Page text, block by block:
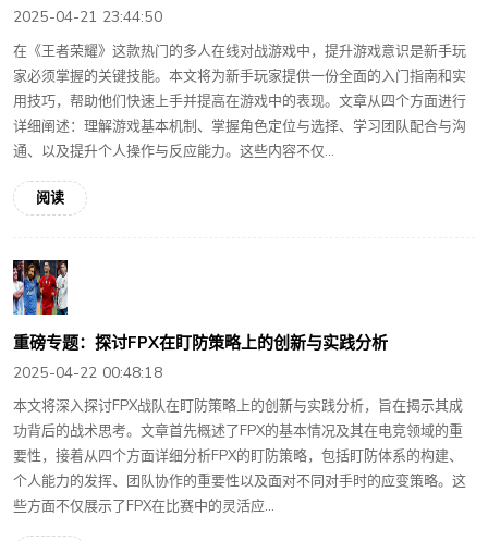
2025-04-21 23:44:50
在《王者荣耀》这款热门的多人在线对战游戏中，提升游戏意识是新手玩
家必须掌握的关键技能。本文将为新手玩家提供一份全面的入门指南和实
用技巧，帮助他们快速上手并提高在游戏中的表现。文章从四个方面进行
详细阐述：理解游戏基本机制、掌握角色定位与选择、学习团队配合与沟
通、以及提升个人操作与反应能力。这些内容不仅...
阅读
重磅专题：探讨FPX在盯防策略上的创新与实践分析
2025-04-22 00:48:18
本文将深入探讨FPX战队在盯防策略上的创新与实践分析，旨在揭示其成
功背后的战术思考。文章首先概述了FPX的基本情况及其在电竞领域的重
要性，接着从四个方面详细分析FPX的盯防策略，包括盯防体系的构建、
个人能力的发挥、团队协作的重要性以及面对不同对手时的应变策略。这
些方面不仅展示了FPX在比赛中的灵活应...